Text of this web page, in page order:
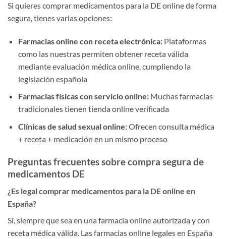
Si quieres comprar medicamentos para la DE online de forma
segura, tienes varias opciones:
Farmacias online con receta electrónica:Plataformas
como las nuestras permiten obtener receta válida
mediante evaluación médica online, cumpliendo la
legislación española
Farmacias físicas con servicio online:Muchas farmacias
tradicionales tienen tienda online verificada
Clínicas de salud sexual online:Ofrecen consulta médica
+ receta + medicación en un mismo proceso
Preguntas frecuentes sobre compra segura de
medicamentos DE
¿Es legal comprar medicamentos para la DE online en
España?
Sí, siempre que sea en una farmacia online autorizada y con
receta médica válida. Las farmacias online legales en España